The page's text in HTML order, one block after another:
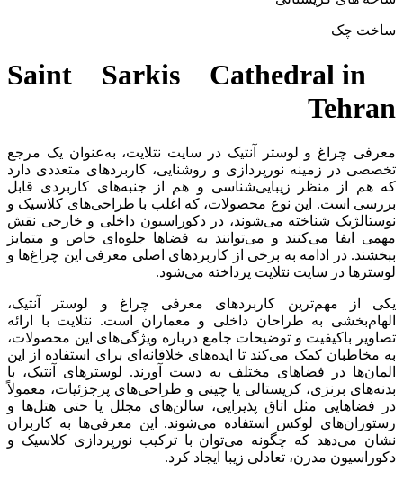
چک
Saint Sarkis Cathedral in
چراغ و لوستر آنتیک در سایت نتلایت، به‌عنوان یک مرجع
در زمینه نورپردازی و روشنایی، کاربردهای متعددی دارد
هم از منظر زیبایی‌شناسی و هم از جنبه‌های کاربردی قابل
است. این نوع محصولات، که اغلب با طراحی‌های کلاسیک و
شناخته می‌شوند، در دکوراسیون داخلی و خارجی نقش
ایفا می‌کنند و می‌توانند به فضاها جلوه‌ای خاص و متمایز
در ادامه به برخی از کاربردهای اصلی معرفی این چراغ‌ها و
در سایت نتلایت پرداخته می‌شود.
از مهم‌ترین کاربردهای معرفی چراغ و لوستر آنتیک،
به طراحان داخلی و معماران است. نتلایت با ارائه
باکیفیت و توضیحات جامع درباره ویژگی‌های این محصولات،
مخاطبان کمک می‌کند تا ایده‌های خلاقانه‌ای برای استفاده از این
در فضاهای مختلف به دست آورند. لوسترهای آنتیک، با
برنزی، کریستالی یا چینی و طراحی‌های پرجزئیات، معمولاً
فضاهایی مثل اتاق پذیرایی، سالن‌های مجلل یا حتی هتل‌ها و
لوکس استفاده می‌شوند. این معرفی‌ها به کاربران
می‌دهد که چگونه می‌توان با ترکیب نورپردازی کلاسیک و
مدرن، تعادلی زیبا ایجاد کرد.